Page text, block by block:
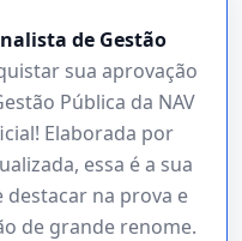
de Gestão
sua aprovação
Pública da NAV
Elaborada por
essa é a sua
na prova e
de grande renome.